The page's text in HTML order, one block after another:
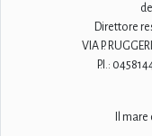
Direttore
VIA P.
P.I.:
Il